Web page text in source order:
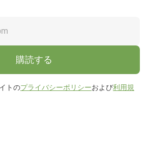
購読する
トのプライバシーポリシーおよび利用規